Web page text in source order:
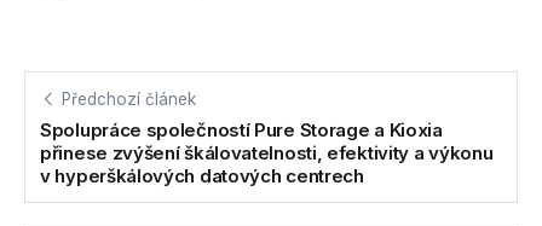
Předchozí článek
Spolupráce společností Pure Storage a Kioxia
přinese zvýšení škálovatelnosti, efektivity a výkonu
v hyperškálových datových centrech